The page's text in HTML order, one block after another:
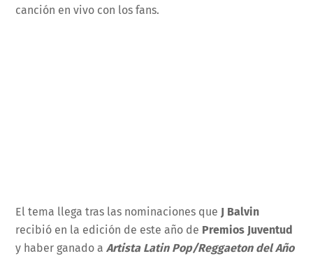
canción en vivo con los fans.
El tema llega tras las nominaciones que J Balvin
recibió en la edición de este año de Premios Juventud
y haber ganado aArtista Latin Pop/Reggaeton del Año